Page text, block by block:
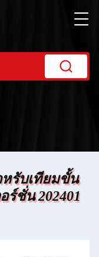
รับเทียมขั้น
ร์ชั่น 202401